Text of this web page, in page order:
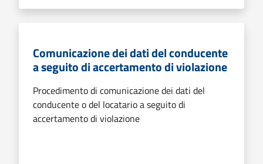
Comunicazione dei dati del conducente
a seguito di accertamento di violazione
Procedimento di comunicazione dei dati del
conducente o del locatario a seguito di
accertamento di violazione